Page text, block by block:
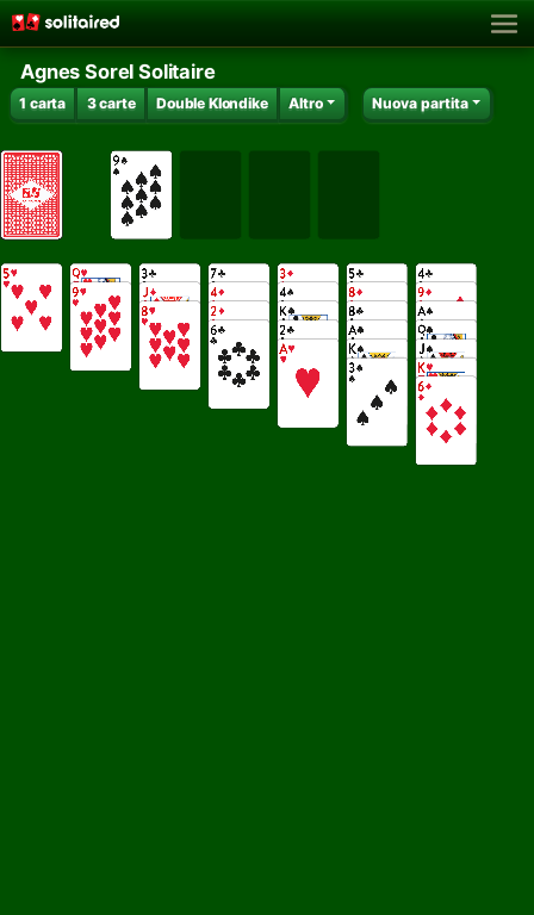
Agnes Sorel Solitaire
1 carta 3 carte Double Klondike Altro Nuova partita